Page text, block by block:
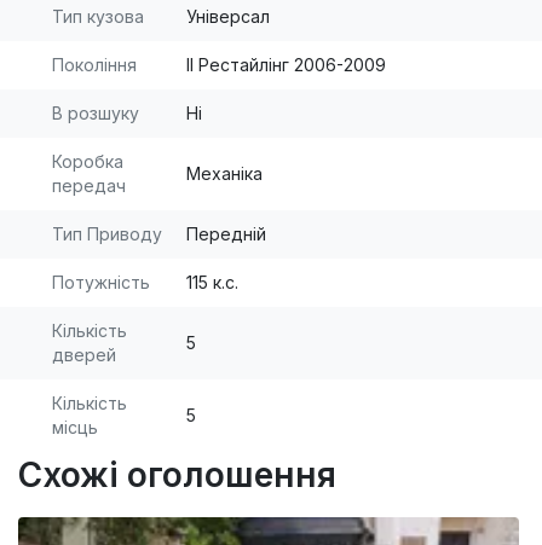
Тип кузова Універсал
Покоління II Рестайлінг 2006-2009
В розшуку Ні
Коробка
передач
Механіка
Тип Приводу Передній
Потужність 115 к.с.
Кількість
дверей
5
Кількість
місць
5
Схожі оголошення